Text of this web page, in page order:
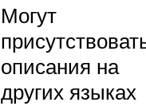
Могут
описания на
других языках